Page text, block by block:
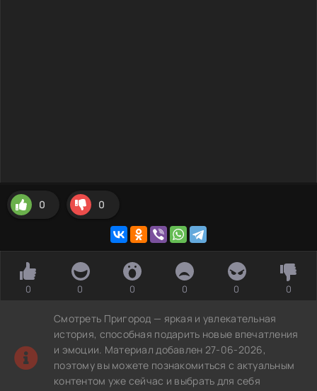
0 0
0 0 0 0 0 0
Смотреть Пригород — яркая и увлекательная
история, способная подарить новые впечатления
и эмоции. Материал добавлен 27-06-2026,
поэтому вы можете познакомиться с актуальным
контентом уже сейчас и выбрать для себя